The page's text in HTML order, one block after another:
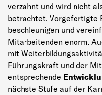
verzahnt und wird nicht
betrachtet. Vorgefertigte
beschleunigen und
Mitarbeitenden enorm.
mit
Führungskraft und der
entsprechende
nächste Stufe auf der